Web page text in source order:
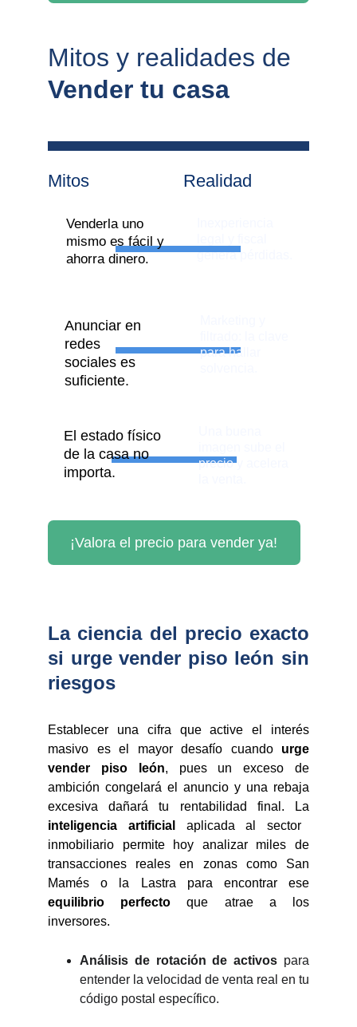
¡Valora el precio para vender ya!
Mitos y realidades de
Vender tu casa
Mitos Realidad
precio y acelera
genera pérdidas.
para hallar
Venderla uno
mismo es fácil y
ahorra dinero.
Anunciar en
redes
sociales es
suficiente.
El estado físico
de la casa no
importa.
La ciencia del precio exacto
si urge vender piso león sin
riesgos
Establecer una cifra que active el interés
masivo es el mayor desafío cuando urge
vender piso león, pues un exceso de
ambición congelará el anuncio y una rebaja
excesiva dañará tu rentabilidad final. La
inteligencia artificial
aplicada al sector
inmobiliario permite hoy analizar miles de
transacciones reales en zonas como San
Mamés o la Lastra para encontrar ese
equilibrio perfectoque atrae a los
inversores.
Análisis de rotación de activos para
entender la velocidad de venta real en tu
código postal específico.